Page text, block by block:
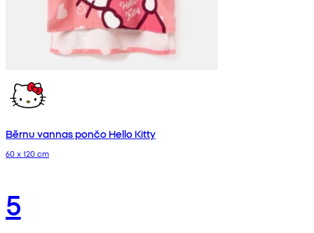
Bērnu vannas pončo Hello Kitty
60 x 120 cm
5